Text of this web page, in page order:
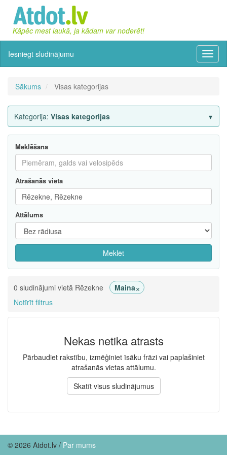
Kāpēc mest laukā, ja kādam var noderēt!
Iesniegt sludinājumu
Sākums Visas kategorijas
Kategorija: Visas kategorijas
Meklēšana
Atrašanās vieta
Attālums
Meklēt
0 sludinājumi vietā Rēzekne Maina×
Notīrīt filtrus
Nekas netika atrasts
Pārbaudiet rakstību, izmēģiniet īsāku frāzi vai paplašiniet
atrašanās vietas attālumu.
Skatīt visus sludinājumus
© 2026 Atdot.lv / Par mums